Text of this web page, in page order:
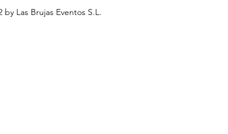
by Las Brujas Eventos S.L.